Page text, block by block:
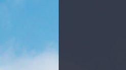
Kültür Sanat